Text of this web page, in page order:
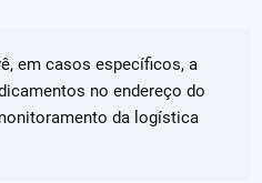
em casos específicos, a
no endereço do
da logística